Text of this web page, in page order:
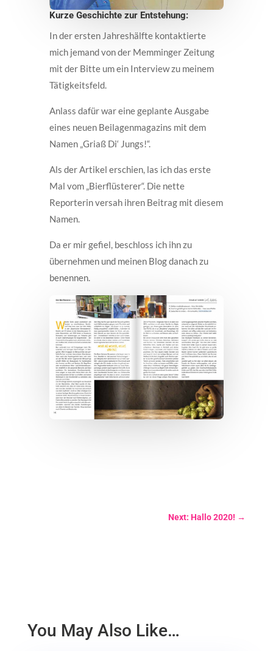
Kurze Geschichte zur Entstehung:
In der ersten Jahreshälfte kontaktierte
mich jemand von der Memminger Zeitung
mit der Bitte um ein Interview zu meinem
Tätigkeitsfeld.
Anlass dafür war eine geplante Ausgabe
eines neuen Beilagenmagazins mit dem
Namen „Griaß Di‘ Jungs!“.
Als der Artikel erschien, las ich das erste
Mal vom „Bierflüsterer“. Die nette
Reporterin versah ihren Beitrag mit diesem
Namen.
Da er mir gefiel, beschloss ich ihn zu
übernehmen und meinen Blog danach zu
benennen.
Next: Hallo 2020! →
You May Also Like…